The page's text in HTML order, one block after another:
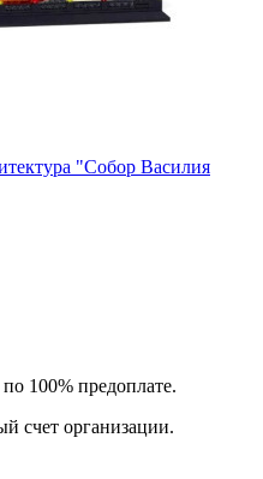
"Собор Василия
100% предоплате.
счет организации.